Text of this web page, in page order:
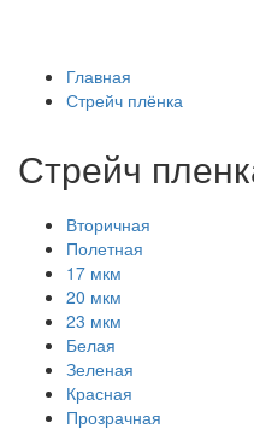
Главная
Стрейч плёнка
Стрейч
Вторичная
Полетная
17 мкм
20 мкм
23 мкм
Белая
Зеленая
Красная
Прозрачная